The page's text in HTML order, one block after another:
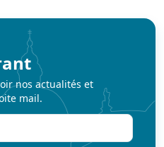
nos actualités et
mail.